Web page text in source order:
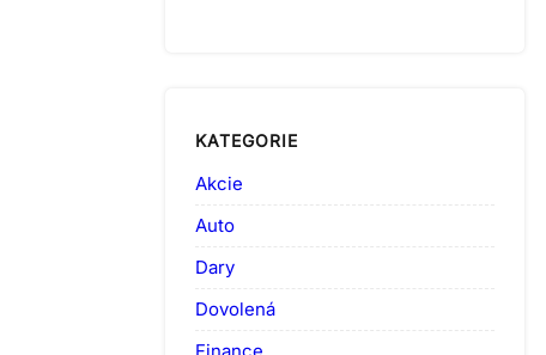
KATEGORIE
Akcie
Auto
Dary
Dovolená